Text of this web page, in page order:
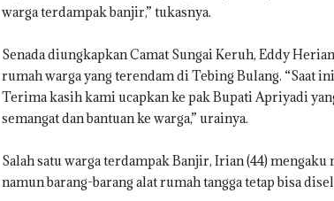
warga terdampak banjir,” tukasnya.
Senada diungkapkan Camat Sungai Keruh, Eddy
rumah warga yang terendam di Tebing Bulang. “Saat
Terima kasih kami ucapkan ke pak Bupati Apriyadi
semangat dan bantuan ke warga,” urainya.
Salah satu warga terdampak Banjir, Irian (44)
namun barang-barang alat rumah tangga tetap bisa